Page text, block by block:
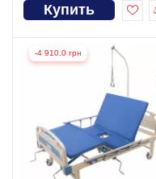
Купить
-4 910.0 грн